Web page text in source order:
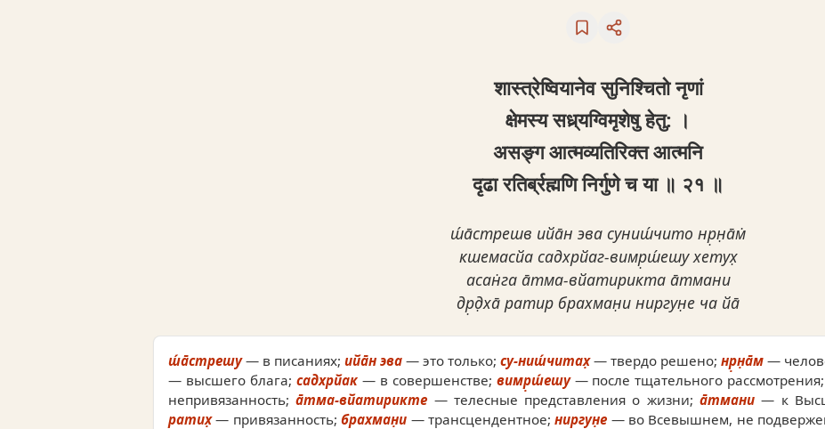
शास्त्रेष्वियानेव सुनिश्चितो नृणां
क्षेमस्य सध्र्‌यग्विमृशेषु हेतु: ।
असङ्ग आत्मव्यतिरिक्त आत्मनि
द‍ृढा रतिर्ब्रह्मणि निर्गुणे च या ॥ २१ ॥
ш́а̄стрешв ийа̄н эва суниш́чито нр̣н̣а̄м̇
кшемасйа садхрйаг-вимр̣ш́ешу хетух̣
асан̇га а̄тма-вйатирикта а̄тмани
др̣д̣ха̄ ратир брахман̣и ниргун̣е ча йа̄
ш́а̄стрешу— в писаниях; ийа̄н эва — это только; су-ниш́читах̣— твердо решено; нр̣н̣а̄м —
— высшего блага; садхрйак— в совершенстве; вимр̣ш́ешу— после тщательного
непривязанность;а̄тма-вйатирикте — телесные представления о жизни;а̄тмани — к
ратих̣— привязанность;брахман̣и — трансцендентное;ниргун̣е — во Всевышнем, не